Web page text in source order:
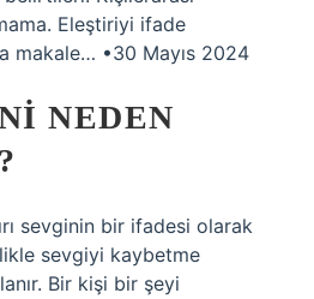
Eleştiriyi ifade
makale… •30 Mayıs 2024
NEDEN
sevginin bir ifadesi olarak
sevgiyi kaybetme
Bir kişi bir şeyi